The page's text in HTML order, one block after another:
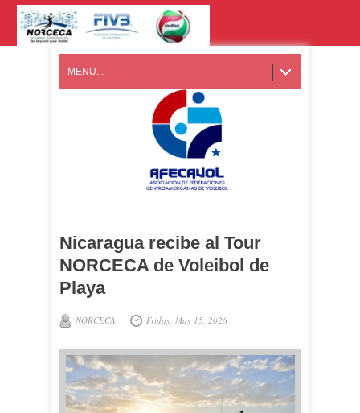
MENU...
Nicaragua recibe al Tour
NORCECA de Voleibol de
Playa
NORCECA Friday, May 15, 2026